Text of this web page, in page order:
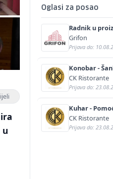
u
Oglasi za posao
Radnik u
ž)
Grifon
Prijava do:
Konobar -
CK Ristorante
Prijava do:
Kuhar -
CK Ristorante
Prijava do: